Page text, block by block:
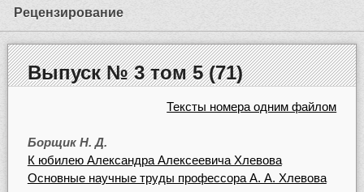
Рецензирование
Выпуск № 3 том 5 (71)
Тексты номера одним файлом
Борщик Н. Д.
К юбилею Александра Алексеевича Хлевова
Основные научные труды профессора А. А. Хлевова